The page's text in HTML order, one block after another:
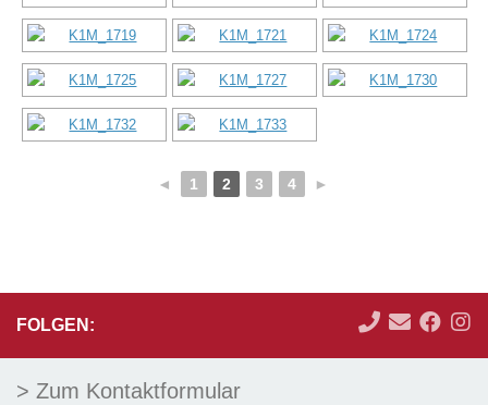
◄ 1 2 3 4 ►
FOLGEN:
> Zum Kontaktformular